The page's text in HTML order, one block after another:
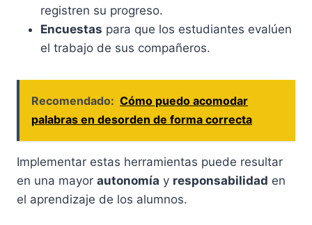
registren su progreso.
Encuestas para que los estudiantes evalúen
el trabajo de sus compañeros.
Recomendado: Cómo puedo acomodar
palabras en desorden de forma correcta
Implementar estas herramientas puede resultar
en una mayor autonomía y responsabilidad en
el aprendizaje de los alumnos.